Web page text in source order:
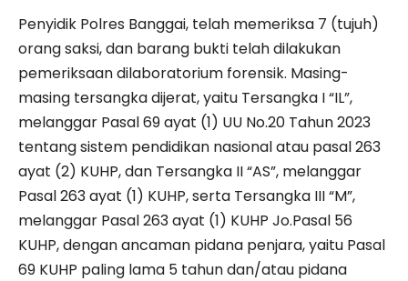
Penyidik Polres Banggai, telah memeriksa 7 (tujuh)
orang saksi, dan barang bukti telah dilakukan
pemeriksaan dilaboratorium forensik. Masing-
masing tersangka dijerat, yaitu Tersangka I “IL”,
melanggar Pasal 69 ayat (1) UU No.20 Tahun 2023
tentang sistem pendidikan nasional atau pasal 263
ayat (2) KUHP, dan Tersangka II “AS”, melanggar
Pasal 263 ayat (1) KUHP, serta Tersangka III “M”,
melanggar Pasal 263 ayat (1) KUHP Jo.Pasal 56
KUHP, dengan ancaman pidana penjara, yaitu Pasal
69 KUHP paling lama 5 tahun dan/atau pidana